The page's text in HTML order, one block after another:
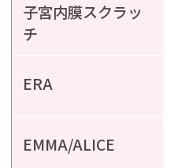
子宮内膜スクラッ
チ
ERA
EMMA/ALICE